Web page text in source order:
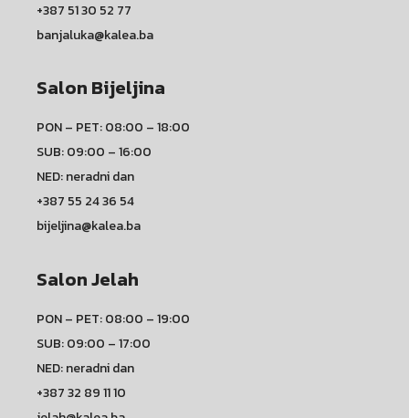
+387 51 30 52 77
banjaluka@kalea.ba
Salon Bijeljina
PON – PET: 08:00 – 18:00
SUB: 09:00 – 16:00
NED: neradni dan
+387 55 24 36 54
bijeljina@kalea.ba
Salon Jelah
PON – PET: 08:00 – 19:00
SUB: 09:00 – 17:00
NED: neradni dan
+387 32 89 11 10